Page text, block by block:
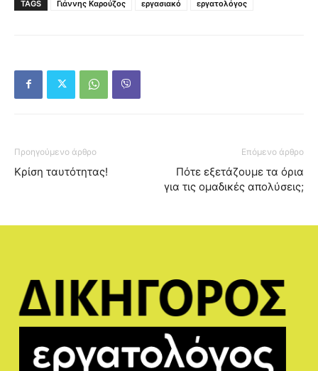
TAGS Γιάννης Καρούζος εργασιακό εργατολόγος
Προηγούμενο άρθρο
Κρίση ταυτότητας!
Επόμενο άρθρο
Πότε εξετάζουμε τα όρια
για τις ομαδικές απολύσεις;